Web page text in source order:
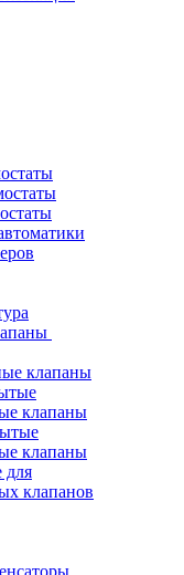
клапаны
клапаны
клапаны
для
клапанов